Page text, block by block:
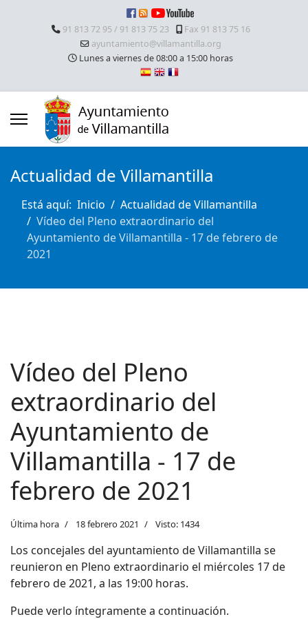
91 813 72 95 / 91 813 75 23
Fax 91 813 75 16
ayuntamiento@villamantilla.org
Lunes a viernes de 08:00 a 15:00 horas
Actualidad de Villamantilla
Está aquí: Inicio
Actualidad de Villamantilla
Vídeo del Pleno extraordinario del
Ayuntamiento de Villamantilla - 17 de febrero de
2021
Vídeo del Pleno
extraordinario del
Ayuntamiento de
Villamantilla - 17 de
febrero de 2021
Última hora 18 febrero 2021 Visto: 1434
Los concejales del ayuntamiento deVillamantilla se
reunieron en Pleno extraordinario el miércoles 17 de
febrero de 2021, a las 19:00 horas.
Puede verlo íntegramente a continuación.